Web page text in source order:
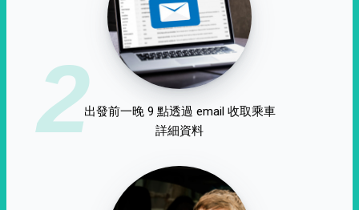
2出發前一晚 9 點透過 email 收取乘車
詳細資料